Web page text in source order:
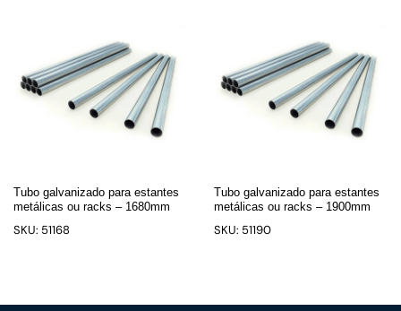
Tubo galvanizado para estantes
metálicas ou racks – 1680mm
SKU: 51168
Tubo galvanizado para estantes
metálicas ou racks – 1900mm
SKU: 51190